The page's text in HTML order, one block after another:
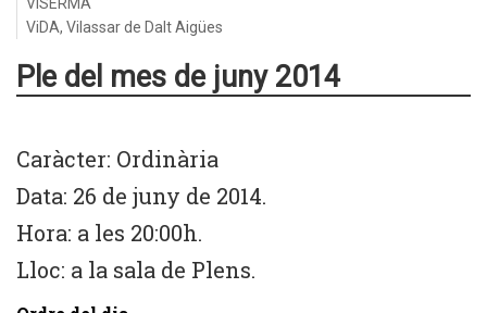
ViDA, Vilassar de Dalt Aigües
Ple del mes de juny 2014
Caràcter: Ordinària
Data: 26 de juny de 2014.
Hora: a les 20:00h.
Lloc: a la sala de Plens.